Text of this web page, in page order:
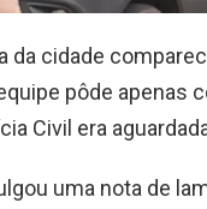
da cidade
pôde apenas
Civil era
uma nota de